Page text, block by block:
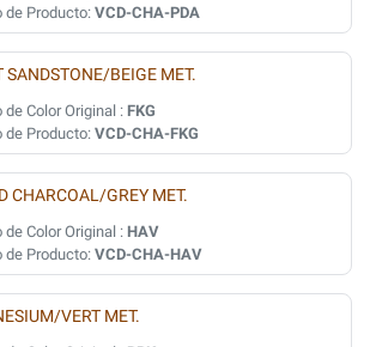
de Producto: VCD-CHA-PDA
SANDSTONE/BEIGE MET.
de Color Original : FKG
de Producto: VCD-CHA-FKG
CHARCOAL/GREY MET.
de Color Original : HAV
de Producto: VCD-CHA-HAV
VERT MET.